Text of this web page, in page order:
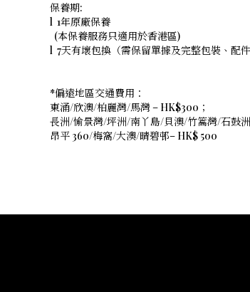
保養期:
l 1年原廠保養
(本保養服務只適用於香港區)
l 7天有壞包換（需保留單據及完整包裝、配件
*偏遠地區交通費用：
東涌/欣澳/柏麗灣/馬灣 – HK$300；
長洲/愉景灣/坪洲/南丫島/貝澳/竹篙灣/石鼓
昂平 360/梅窩/大澳/晴碧邨– HK$ 500